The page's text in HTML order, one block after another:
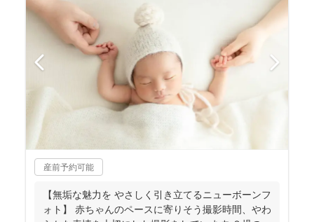
産前予約可能
【無垢な魅力を やさしく引き立てるニューボーンフ
ォト】 赤ちゃんのペースに寄りそう撮影時間、やわ